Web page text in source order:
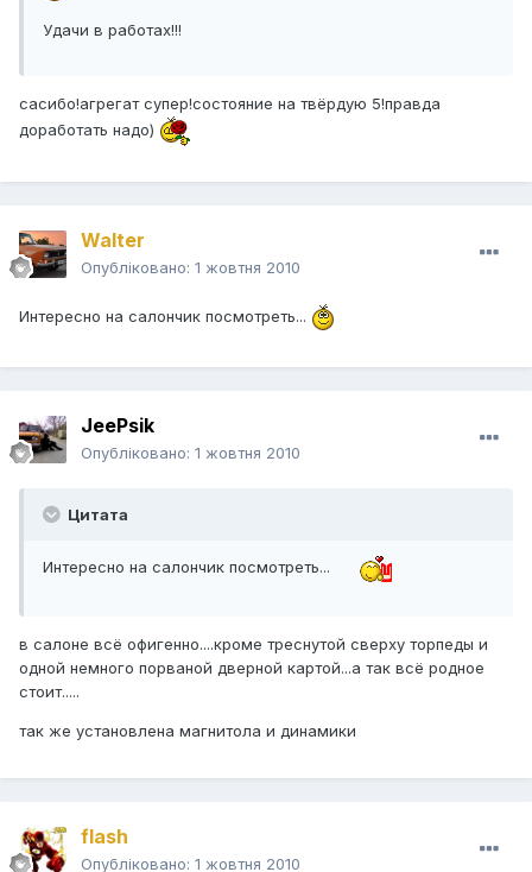
Удачи в работах!!!
сасибо!агрегат супер!состояние на твёрдую 5!правда
доработать надо)
Walter
Опубліковано: 1 жовтня 2010
Интересно на салончик посмотреть...
JeePsik
Опубліковано: 1 жовтня 2010
Цитата
Интересно на салончик посмотреть...
в салоне всё офигенно....кроме треснутой сверху торпеды и
одной немного порваной дверной картой...а так всё родное
стоит.....
так же установлена магнитола и динамики
flash
Опубліковано: 1 жовтня 2010